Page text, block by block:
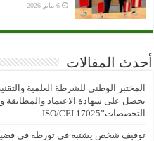
6 مايو 2026
أحدث المقالات
المختبر الوطني للشرطة العلمية
يحصل على شهادة الاعتماد والمطابقة
التخصصات”ISO/CEI 17025
توقيف شخص يشتبه في تورطه في قضية